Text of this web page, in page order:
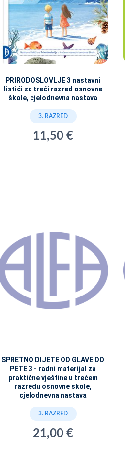
PRIRODOSLOVLJE 3 nastavni
listići za treći razred osnovne
škole, cjelodnevna nastava
3. RAZRED
11,50 €
SPRETNO DIJETE OD GLAVE DO
PETE 3 - radni materijal za
praktične vještine u trećem
razredu osnovne škole,
cjelodnevna nastava
3. RAZRED
21,00 €